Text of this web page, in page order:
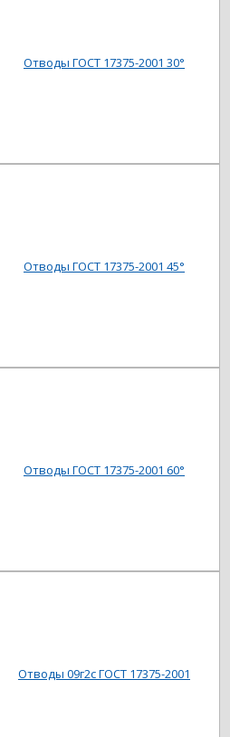
Отводы ГОСТ 17375-2001 30°
Отводы ГОСТ 17375-2001 45°
Отводы ГОСТ 17375-2001 60°
Отводы 09г2с ГОСТ 17375-2001